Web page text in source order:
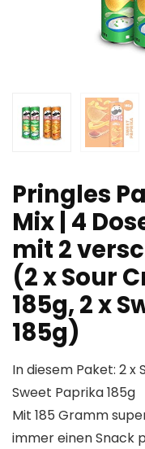
Pringles
Mix | 4
mit 2
(2 x Sour
185g, 2 x
185g)
In diesem Paket: 2 x
Sweet Paprika 185g
Mit 185 Gramm
immer einen Snack